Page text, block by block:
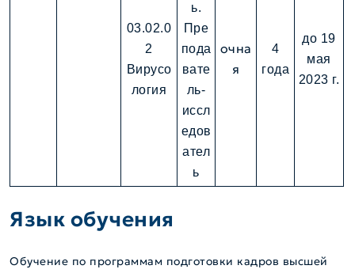
03.02.0
2
Вирусо
логия
ь.
Пре
пода
вате
ль-
иссл
едов
ател
ь
очна
я
4
года
до 19
мая
2023 г.
Язык обучения
Обучение по программам подготовки кадров высшей